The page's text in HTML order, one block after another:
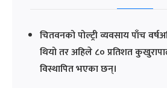
चितवनको पोल्ट्री व्यवसाय पाँच
थियो तर अहिले ८० प्रतिशत
विस्थापित भएका छन्।